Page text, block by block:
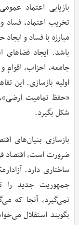
بازیابی اعتماد
تخریب اعتماد،
مبارزه با فساد و
باشد. ایجاد
جامعه، احزاب،
اولیه بازسازی. این
«حفظ تمامیت
شکل بگیرد.
بازسازی بنیان‌های
ضرورت است، اقتصاد
ساختاری دارد.
جمهوریت جدید را
نمی‌گیرد، آنجا که
بگویند استقلال